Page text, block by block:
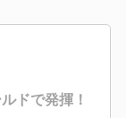
ドで発揮！